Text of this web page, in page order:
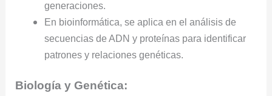
generaciones.
En bioinformática, se aplica en el análisis de
secuencias de ADN y proteínas para identificar
patrones y relaciones genéticas.
Biología y Genética: